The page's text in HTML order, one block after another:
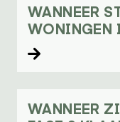
WANNEER
WONINGEN
Lees verder
WANNEER